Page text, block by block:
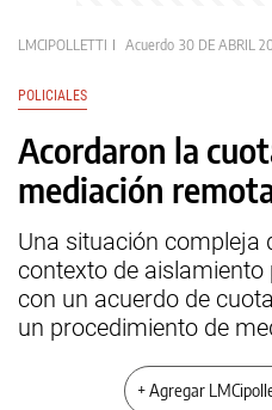
LMCIPOLLETTI Acuerdo 30 DE ABRIL
POLICIALES
Acordaron la
mediación
Una situación compleja
contexto de
con un acuerdo de
un procedimiento de
+ Agregar